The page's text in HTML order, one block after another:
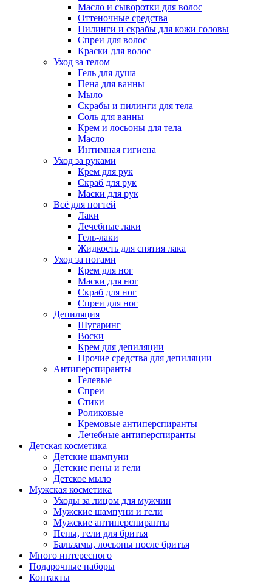
Масло и сыворотки для волос
Оттеночные средства
Пилинги и скрабы для кожи головы
Спреи для волос
Краски для волос
Уход за телом
Гель для душа
Пена для ванны
Мыло
Скрабы и пилинги для тела
Соль для ванны
Крем и лосьоны для тела
Масло
Интимная гигиена
Уход за руками
Крем для рук
Скраб для рук
Маски для рук
Всё для ногтей
Лаки
Лечебные лаки
Гель-лаки
Жидкость для снятия лака
Уход за ногами
Крем для ног
Маски для ног
Скраб для ног
Спреи для ног
Депиляция
Шугаринг
Воски
Крем для депиляции
Прочие средства для депиляции
Антиперспиранты
Гелевые
Спреи
Стики
Роликовые
Кремовые антиперспиранты
Лечебные антиперспиранты
Детская косметика
Детские шампуни
Детские пены и гели
Детское мыло
Мужская косметика
Уходы за лицом для мужчин
Мужские шампуни и гели
Мужские антиперспиранты
Пены, гели для бритья
Бальзамы, лосьоны после бритья
Много интересного
Подарочные наборы
Контакты